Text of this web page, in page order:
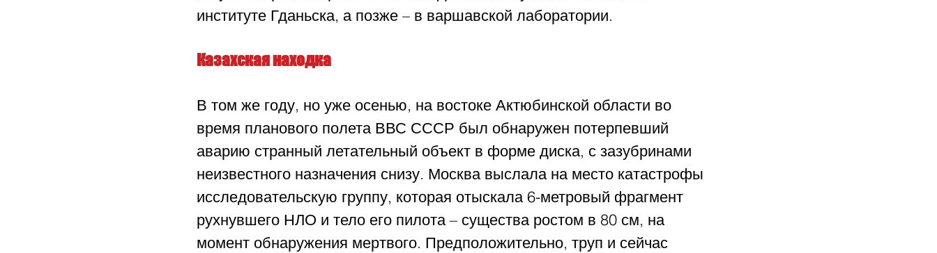
институте Гданьска, а позже – в варшавской лаборатории.
Казахская находка
В том же году, но уже осенью, на востоке Актюбинской области во
время планового полета ВВС СССР был обнаружен потерпевший
аварию странный летательный объект в форме диска, с зазубринами
неизвестного назначения снизу. Москва выслала на место катастрофы
исследовательскую группу, которая отыскала 6-метровый фрагмент
рухнувшего НЛО и тело его пилота – существа ростом в 80 см, на
момент обнаружения мертвого. Предположительно, труп и сейчас